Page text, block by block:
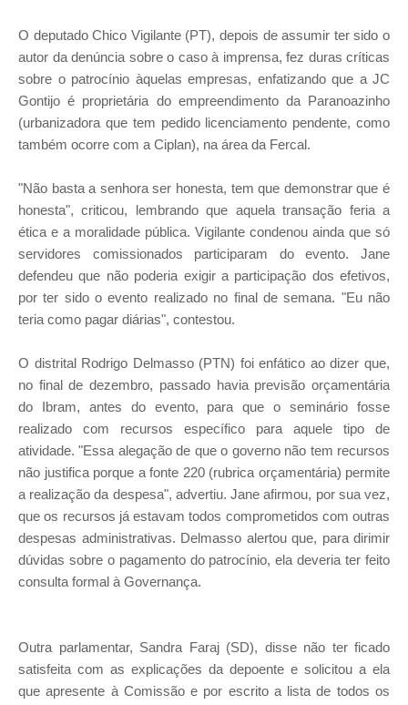
O deputado Chico Vigilante (PT), depois de assumir ter sido o
autor da denúncia sobre o caso à imprensa, fez duras críticas
sobre o patrocínio àquelas empresas, enfatizando que a JC
Gontijo é proprietária do empreendimento da Paranoazinho
(urbanizadora que tem pedido licenciamento pendente, como
também ocorre com a Ciplan), na área da Fercal.
"Não basta a senhora ser honesta, tem que demonstrar que é
honesta", criticou, lembrando que aquela transação feria a
ética e a moralidade pública. Vigilante condenou ainda que só
servidores comissionados participaram do evento. Jane
defendeu que não poderia exigir a participação dos efetivos,
por ter sido o evento realizado no final de semana. "Eu não
teria como pagar diárias", contestou.
O distrital Rodrigo Delmasso (PTN) foi enfático ao dizer que,
no final de dezembro, passado havia previsão orçamentária
do Ibram, antes do evento, para que o seminário fosse
realizado com recursos específico para aquele tipo de
atividade. "Essa alegação de que o governo não tem recursos
não justifica porque a fonte 220 (rubrica orçamentária) permite
a realização da despesa", advertiu. Jane afirmou, por sua vez,
que os recursos já estavam todos comprometidos com outras
despesas administrativas. Delmasso alertou que, para dirimir
dúvidas sobre o pagamento do patrocínio, ela deveria ter feito
consulta formal à Governança.
Outra parlamentar, Sandra Faraj (SD), disse não ter ficado
satisfeita com as explicações da depoente e solicitou a ela
que apresente à Comissão e por escrito a lista de todos os